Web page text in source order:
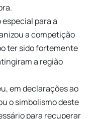
para a
a competição
ter sido fortemente
a região
em declarações ao
o simbolismo deste
para recuperar